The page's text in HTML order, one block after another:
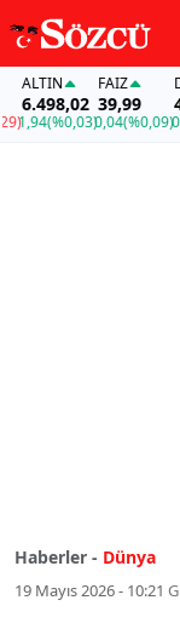
ALTIN
6.498,02
(%0,03)
FAİZ
39,99
0,04(%0,09)0,03
Haberler - Dünya
19 Mayıs 2026 - 10:21